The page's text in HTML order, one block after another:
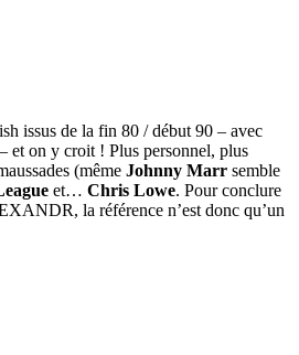
issus de la fin 80 / début 90 – avec
et on y croit ! Plus personnel, plus
(même Johnny Marr semble
et… Chris Lowe. Pour conclure
la référence n’est donc qu’un